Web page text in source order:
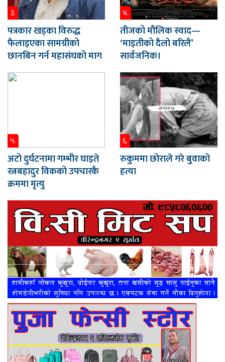
३.
पत्रकार खड्का विरुद्ध
फैलाइएका सामग्रीको
छानबिन गर्न महासंघको माग
४.
तीजको मौलिक स्वाद—
‘माइतीको दैलो बरिलै’
सार्वजनिक।
५.
अटो दुर्घटनामा गम्भीर घाइते
रत्नबहादुर विकको उपचारकै
क्रममा मृत्यु
६.
रुकुममा छोराले गरे बुवाको
हत्या